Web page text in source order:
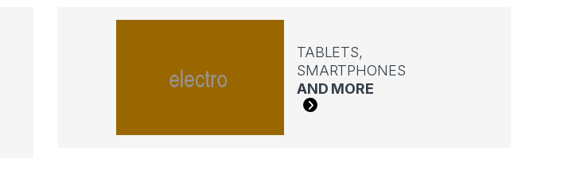
TABLETS,
SMARTPHONES
AND MORE